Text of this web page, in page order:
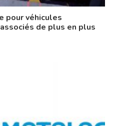
pour véhicules
de plus en plus